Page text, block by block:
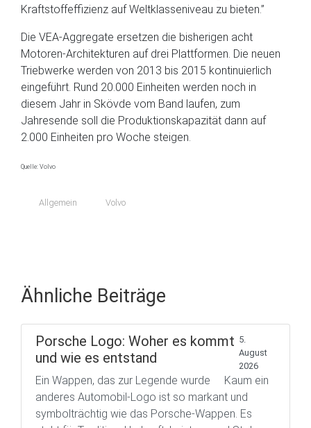
Kraftstoffeffizienz auf Weltklasseniveau zu bieten.”
Die VEA-Aggregate ersetzen die bisherigen acht
Motoren-Architekturen auf drei Plattformen. Die neuen
Triebwerke werden von 2013 bis 2015 kontinuierlich
eingeführt. Rund 20.000 Einheiten werden noch in
diesem Jahr in Skövde vom Band laufen, zum
Jahresende soll die Produktionskapazität dann auf
2.000 Einheiten pro Woche steigen.
Quelle: Volvo
Allgemein Volvo
Ähnliche Beiträge
Porsche Logo: Woher es kommt
und wie es entstand
5.
August
2026
Ein Wappen, das zur Legende wurde Kaum ein
anderes Automobil-Logo ist so markant und
symbolträchtig wie das Porsche-Wappen. Es